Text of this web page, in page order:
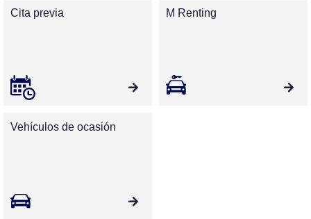
17458 Fornells de la Selva
Tel. 972 22 67 04
HONDA M-CAR
Carretera N-II, 16
Cita previa M Renting
Vehículos de ocasión